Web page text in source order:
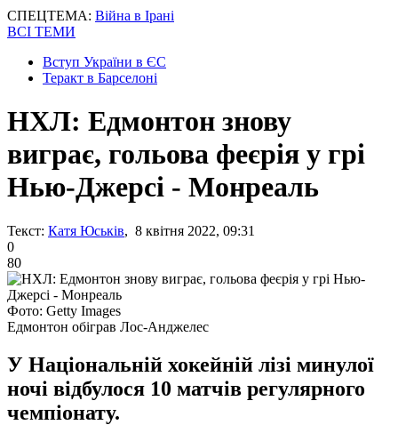
СПЕЦТЕМА: Війна в Ірані
ВСІ ТЕМИ
Вступ України в ЄС
Теракт в Барселоні
НХЛ: Едмонтон знову
виграє, гольова феєрія у грі
Нью-Джерсі - Монреаль
Текст: Катя Юськів, 8 квітня 2022, 09:31
0
80
Фото: Getty Images
Едмонтон обіграв Лос-Анджелес
У Національній хокейній лізі минулої
ночі відбулося 10 матчів регулярного
чемпіонату.